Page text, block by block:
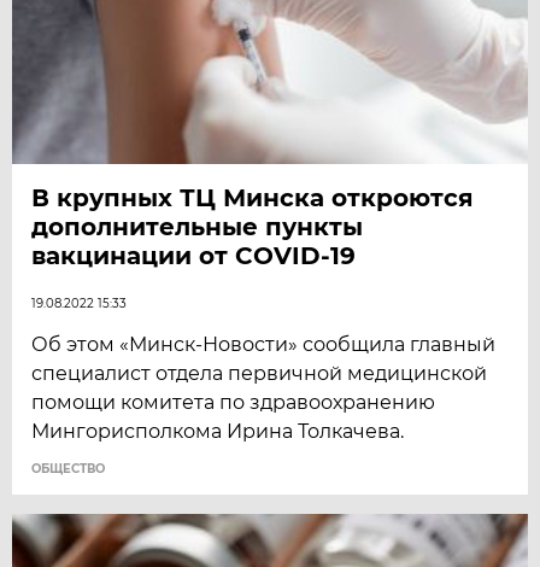
В крупных ТЦ Минска откроются
дополнительные пункты
вакцинации от COVID-19
19.08.2022 15:33
Об этом «Минск-Новости» сообщила главный
специалист отдела первичной медицинской
помощи комитета по здравоохранению
Мингорисполкома Ирина Толкачева.
ОБЩЕСТВО